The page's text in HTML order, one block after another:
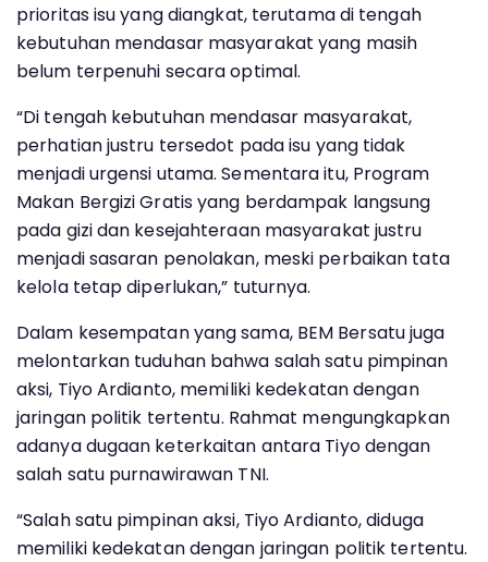
prioritas isu yang diangkat, terutama di tengah
kebutuhan mendasar masyarakat yang masih
belum terpenuhi secara optimal.
“Di tengah kebutuhan mendasar masyarakat,
perhatian justru tersedot pada isu yang tidak
menjadi urgensi utama. Sementara itu, Program
Makan Bergizi Gratis yang berdampak langsung
pada gizi dan kesejahteraan masyarakat justru
menjadi sasaran penolakan, meski perbaikan tata
kelola tetap diperlukan,” tuturnya.
Dalam kesempatan yang sama, BEM Bersatu juga
melontarkan tuduhan bahwa salah satu pimpinan
aksi, Tiyo Ardianto, memiliki kedekatan dengan
jaringan politik tertentu. Rahmat mengungkapkan
adanya dugaan keterkaitan antara Tiyo dengan
salah satu purnawirawan TNI.
“Salah satu pimpinan aksi, Tiyo Ardianto, diduga
memiliki kedekatan dengan jaringan politik tertentu.